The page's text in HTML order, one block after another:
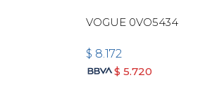
VOGUE 0VO5434
$ 8.172
$ 5.720